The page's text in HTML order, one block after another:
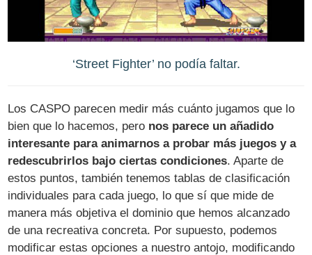
‘Street Fighter’ no podía faltar.
Los CASPO parecen medir más cuánto jugamos que lo
bien que lo hacemos, pero nos parece un añadido
interesante para animarnos a probar más juegos y a
redescubrirlos bajo ciertas condiciones. Aparte de
estos puntos, también tenemos tablas de clasificación
individuales para cada juego, lo que sí que mide de
manera más objetiva el dominio que hemos alcanzado
de una recreativa concreta. Por supuesto, podemos
modificar estas opciones a nuestro antojo, modificando